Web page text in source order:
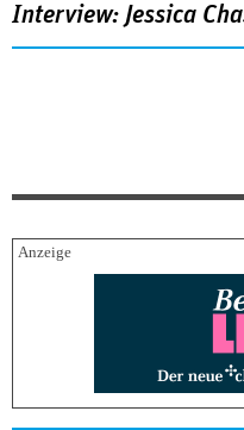
Interview: Jessica